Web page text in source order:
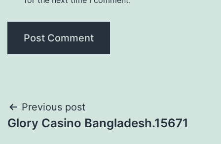
Post
navigation
Previous post
Glory Casino Bangladesh.15671